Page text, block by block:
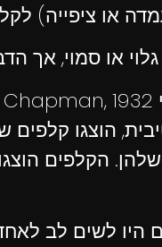
או ציפייה)
או סמוי, אך
הוצגו קלפים
שלהן. הקלפים
היו לשים לב